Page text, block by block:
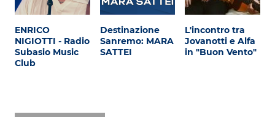
ENRICO
NIGIOTTI - Radio
Subasio Music
Club
Destinazione
Sanremo: MARA
SATTEI
L'incontro tra
Jovanotti e Alfa
in "Buon Vento"